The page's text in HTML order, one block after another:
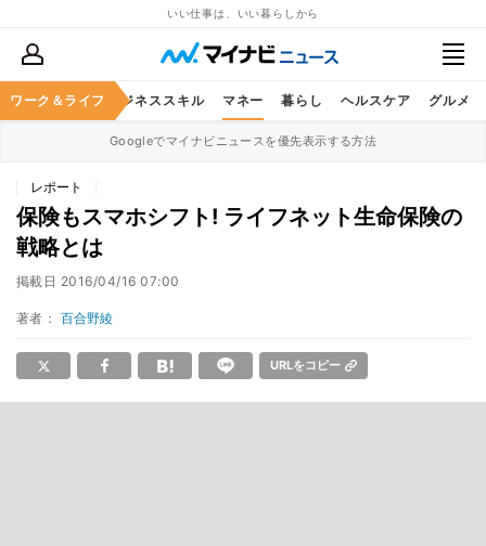
いい仕事は、いい暮らしから
ワーク＆ライフ
キャリア ビジネススキル マネー 暮らし ヘルスケア グルメ
Googleでマイナビニュースを優先表示する方法
レポート
保険もスマホシフト! ライフネット生命保険の
戦略とは
掲載日 2016/04/16 07:00
著者： 百合野綾
URLをコピー